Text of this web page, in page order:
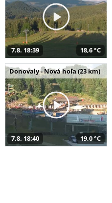
7.8. 18:39 18,6 °C
Donovaly - Nová hoľa (23 km)
7.8. 18:40 19,0 °C